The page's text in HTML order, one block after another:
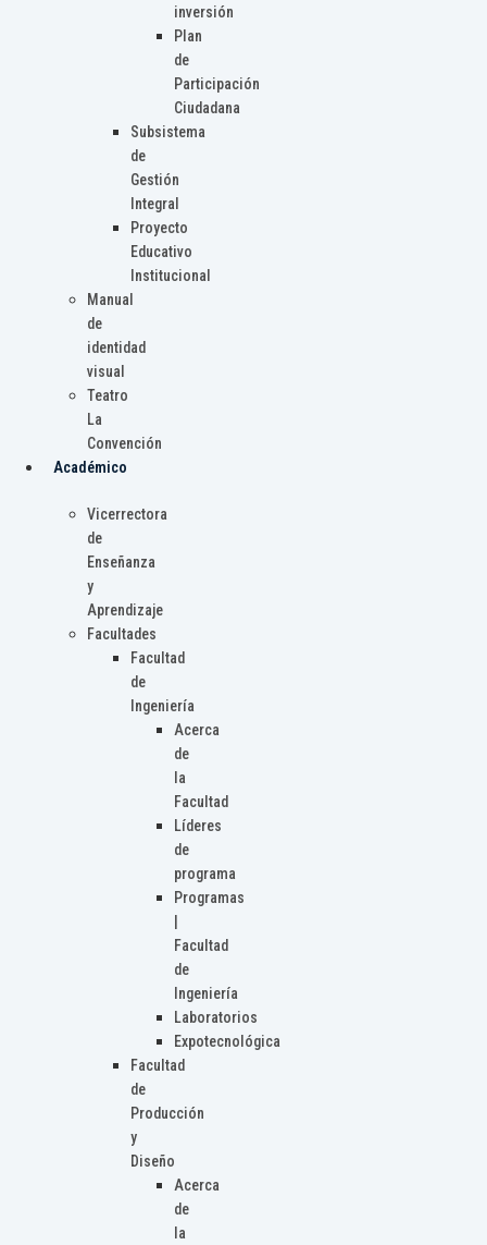
inversión
Plan
de
Participación
Ciudadana
Subsistema
de
Gestión
Integral
Proyecto
Educativo
Institucional
Manual
de
identidad
visual
Teatro
La
Convención
Académico
Vicerrectora
de
Enseñanza
y
Aprendizaje
Facultades
Facultad
de
Ingeniería
Acerca
de
la
Facultad
Líderes
de
programa
Programas
Facultad
de
Ingeniería
Laboratorios
Expotecnológica
Facultad
de
Producción
y
Diseño
Acerca
de
la